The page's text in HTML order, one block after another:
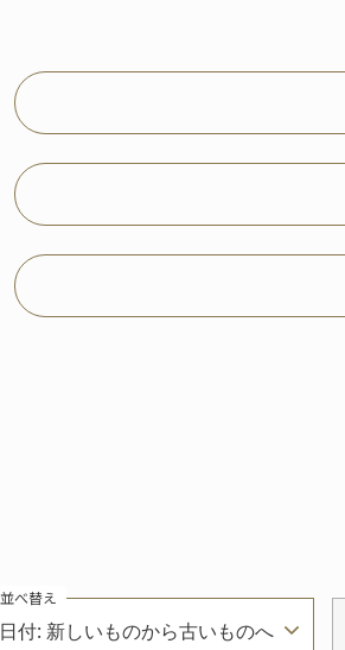
日付: 新しいものから古いものへ
並べ替え